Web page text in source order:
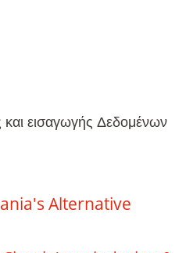
και εισαγωγής Δεδομένων